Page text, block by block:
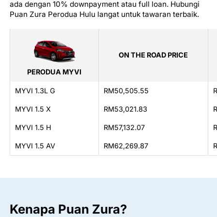
ada dengan 10% downpayment atau full loan. Hubungi
Puan Zura Perodua Hulu langat untuk tawaran terbaik.
PERODUA MYVI
ON THE ROAD PRICE
MYVI 1.3L G RM50,505.55
MYVI 1.5 X RM53,021.83
MYVI 1.5 H RM57,132.07
MYVI 1.5 AV RM62,269.87
Kenapa Puan Zura?